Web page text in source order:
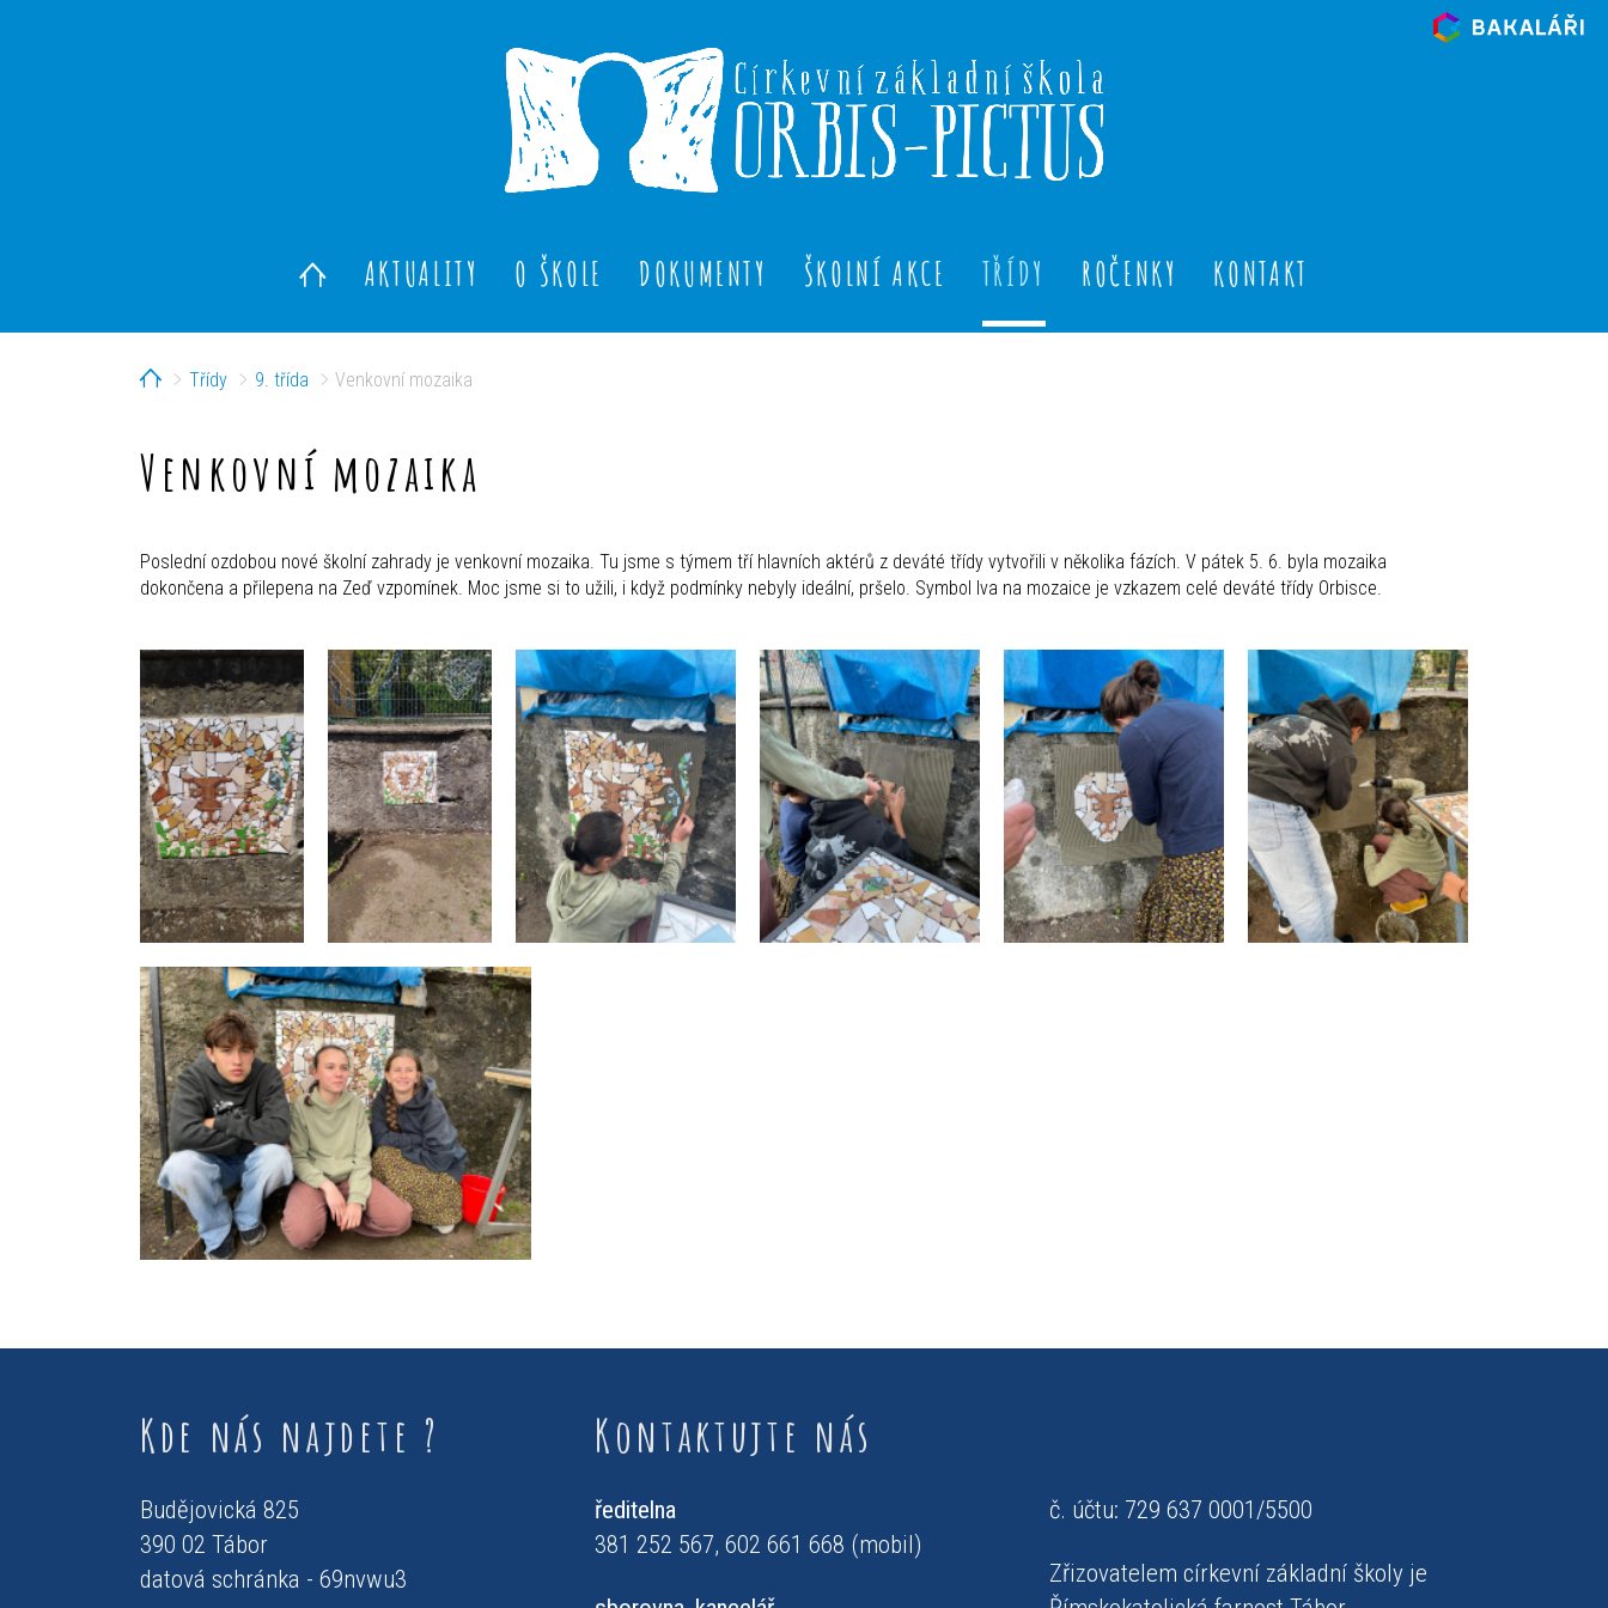
AKTUALITY O ŠKOLE DOKUMENTY ŠKOLNÍ AKCE TŘÍDY ROČENKY KONTAKT
HomeTřídy 9. třída Venkovní mozaika
Venkovní mozaika
Poslední ozdobou nové školní zahrady je venkovní mozaika. Tu jsme s týmem tří hlavních aktérů z deváté třídy vytvořili v několika fázích. V pátek 5. 6. byla mozaika
dokončena a přilepena na Zeď vzpomínek. Moc jsme si to užili, i když podmínky nebyly ideální, pršelo. Symbol lva na mozaice je vzkazem celé deváté třídy Orbisce.
Kde nás najdete ?
Budějovická 825
390 02 Tábor
datová schránka - 69nvwu3
Kontaktujte nás
ředitelna
381 252 567, 602 661 668 (mobil)
č. účtu: 729 637 0001/5500
Zřizovatelem církevní základní školy je